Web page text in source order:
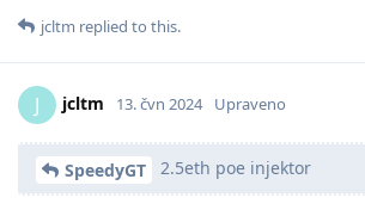
jcltm replied to this.
J jcltm 13. čvn 2024 Upraveno
SpeedyGT 2.5eth poe injektor